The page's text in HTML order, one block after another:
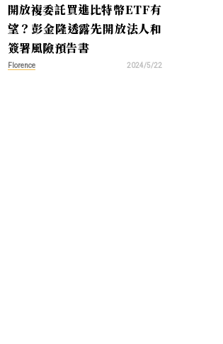
開放複委託買進比特幣ETF有
望？彭金隆透露先開放法人和
簽署風險預告書
Florence 2024/5/22